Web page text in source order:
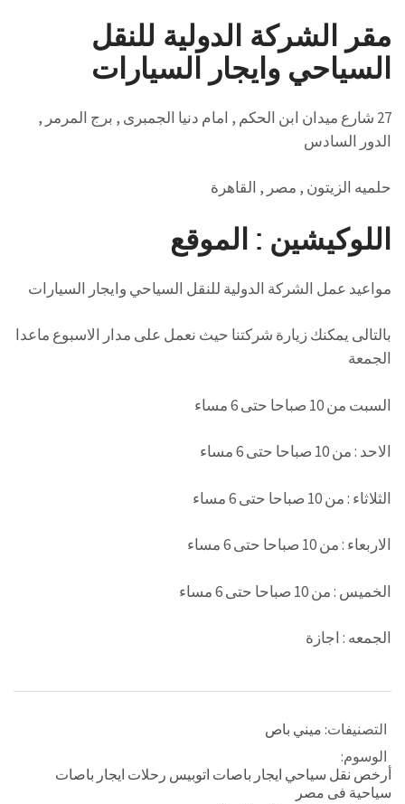
مقر الشركة الدولية للنقل
السياحي وايجار السيارات
27 شارع ميدان ابن الحكم , امام دنيا الجمبرى , برج المرمر ,
الدور السادس
حلميه الزيتون , مصر , القاهرة
اللوكيشين : الموقع
مواعيد عمل الشركة الدولية للنقل السياحي وايجار السيارات
بالتالى يمكنك زيارة شركتنا حيث نعمل على مدار الاسبوع ماعدا
الجمعة
السبت من 10 صباحا حتى 6 مساء
الاحد : من 10 صباحا حتى 6 مساء
الثلاثاء : من 10 صباحا حتى 6 مساء
الاربعاء : من 10 صباحا حتى 6 مساء
الخميس : من 10 صباحا حتى 6 مساء
الجمعه : اجازة
التصنيفات: ميني باص
الوسوم:
أرخص نقل سياحي ايجار باصات اتوبيس رحلات ايجار باصات
سياحية فى مصر